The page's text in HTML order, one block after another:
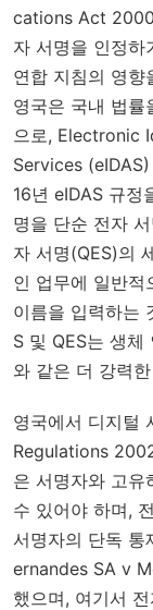
cations Act 2000
자 서명을 인정하
연합 지침의 영향
영국은 국내 법률
으로, Electronic
Services
16년 eIDAS 규
명을 단순 전자
자 서명(QES)의
인 업무에 일반적
이름을 입력하는
S 및 QES는 생체
와 같은 더 강력
영국에서 디지털
Regulations
은 서명자와 고유
수 있어야 하며,
서명자의 단독 통
ernandes SA v
했으며, 여기서